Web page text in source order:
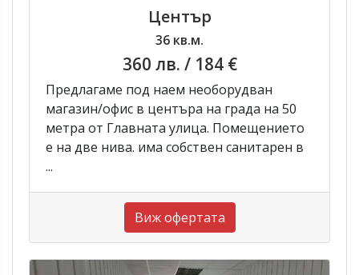
Център
36 кв.м.
360 лв. / 184 €
Предлагаме под наем необорудван
магазин/офис в центъра на града на 50
метра от Главната улица. Помещението
е на две нива. има собствен санитарен в
...
Виж офертата